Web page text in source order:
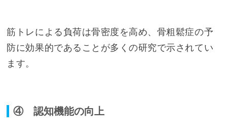
筋トレによる負荷は骨密度を高め、骨粗鬆症の予
防に効果的であることが多くの研究で示されてい
ます。
④ 認知機能の向上